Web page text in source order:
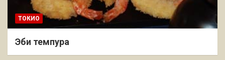
ТОКИО
Эби темпура